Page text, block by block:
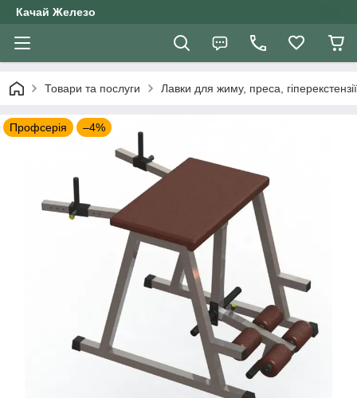
Качай Железо
Товари та послуги Лавки для жиму, преса, гіперекстензії
Профсерія –4%